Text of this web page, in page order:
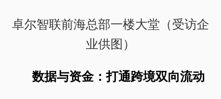
卓尔智联前海总部一楼大堂（受访企
业供图）
数据与资金：打通跨境双向流动